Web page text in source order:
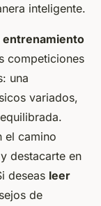
inteligente.
entrenamiento
competiciones
una
variados,
el camino
y destacarte en
deseas leer
de